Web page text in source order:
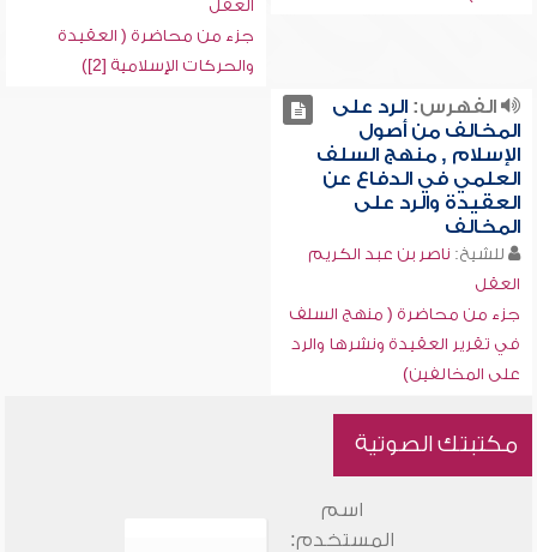
العقل
جزء من محاضرة ( العقيدة
والحركات الإسلامية [2])
الفهرس:الرد على
المخالف من أصول
الإسلام , منهج السلف
العلمي في الدفاع عن
العقيدة والرد على
المخالف
للشيخ: ناصر بن عبد الكريم
العقل
جزء من محاضرة ( منهج السلف
في تقرير العقيدة ونشرها والرد
على المخالفين)
مكتبتك الصوتية
اسم
المستخدم: